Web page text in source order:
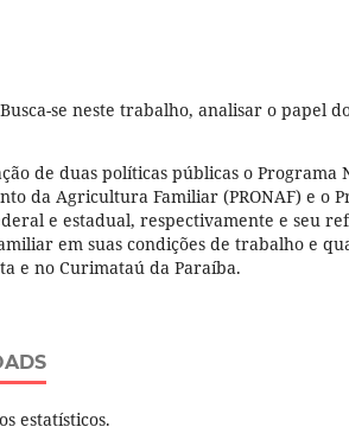
Busca-se neste trabalho, analisar o papel
de duas políticas públicas o Programa
da Agricultura Familiar (PRONAF) e o
e estadual, respectivamente e seu
em suas condições de trabalho e
e no Curimataú da Paraíba.
estatísticos.